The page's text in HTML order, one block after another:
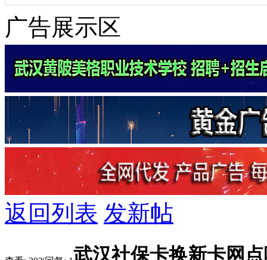
广告展示区
返回列表 发新帖
武汉社保卡换新卡网